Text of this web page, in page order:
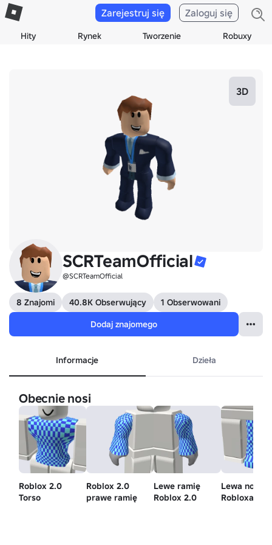
Hity Rynek Tworzenie Robuxy
Zarejestruj się Zaloguj się
3D
SCRTeamOfficial
@SCRTeamOfficial
8 Znajomi 40.8K Obserwujący
1 Obserwowani
Dodaj znajomego
Informacje Dzieła
Obecnie nosi
Roblox 2.0
Torso
Roblox 2.0
prawe ramię
Lewe ramię
Roblox 2.0
Lewa noga
Robloxa 2.0